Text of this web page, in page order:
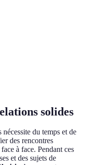
solides
du temps et de
des rencontres
à face. Pendant ces
et des sujets de